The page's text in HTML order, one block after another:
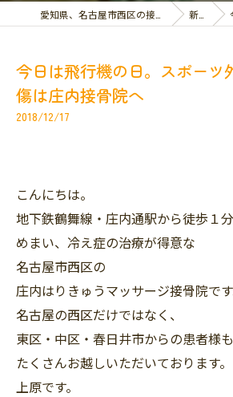
新着情報
今日は飛行機の日。スポーツ
傷は庄内接骨院へ
2018/12/17
こんにちは。
地下鉄鶴舞線・庄内通駅から徒歩１分
めまい、冷え症の治療が得意な
名古屋市西区の
庄内はりきゅうマッサージ接骨院です
名古屋の西区だけではなく、
東区・中区・春日井市からの患者様も
たくさんお越しいただいております。
上原です。